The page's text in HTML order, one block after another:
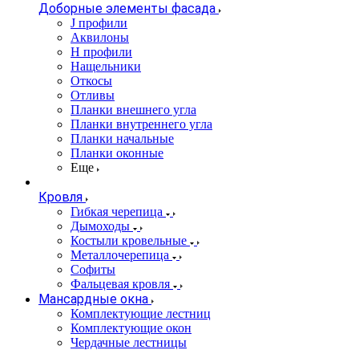
Доборные элементы фасада
J профили
Аквилоны
Н профили
Нащельники
Откосы
Отливы
Планки внешнего угла
Планки внутреннего угла
Планки начальные
Планки оконные
Еще
Кровля
Гибкая черепица
Дымоходы
Костыли кровельные
Металлочерепица
Софиты
Фальцевая кровля
Мансардные окна
Комплектующие лестниц
Комплектующие окон
Чердачные лестницы